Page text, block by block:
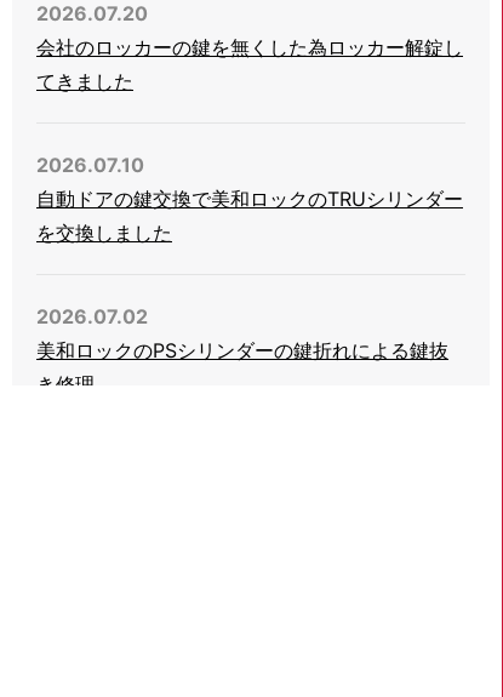
2026.07.20
会社のロッカーの鍵を無くした為ロッカー解錠し
てきました
2026.07.10
自動ドアの鍵交換で美和ロックのTRUシリンダー
を交換しました
2026.07.02
美和ロックのPSシリンダーの鍵折れによる鍵抜
き修理